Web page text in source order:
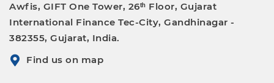
Awfis, GIFT One Tower, 26ᵗʰ Floor, Gujarat
International Finance Tec-City, Gandhinagar -
382355, Gujarat, India.
Find us on map